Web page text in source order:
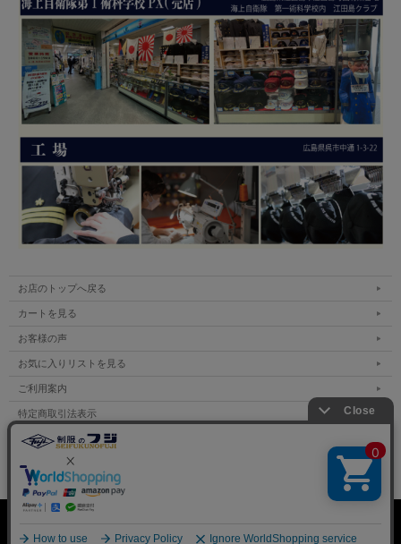
お店のトップへ戻る
カートを見る
お客様の声
お気に入りリストを見る
ご利用案内
特定商取引法表示
個人情報の取扱い
サイトマップ
Copyright (C) All Rights Reserved.